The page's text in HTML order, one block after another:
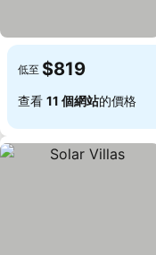
低至 $819
查看 11 個網站的價格